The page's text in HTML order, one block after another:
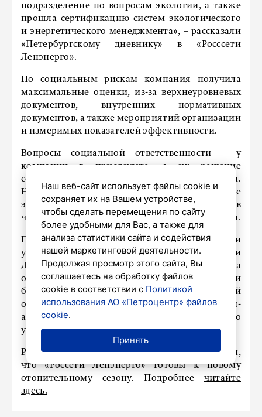
подразделение по вопросам экологии, а также
прошла сертификацию систем экологического
и энергетического менеджмента», – рассказали
«Петербургскому дневнику» в «Росссети
Ленэнерго».
По социальным рискам компания получила
максимальные оценки, из-за верхнеуровневых
документов, внутренних нормативных
документов, а также мероприятий организации
и измеримых показателей эффективности.
Вопросы социальной ответственности – у
компании в приоритете, а их решение
соответствует лучшим мировым практикам.
Например, сейчас внедрены отдельные
элементы программ по соблюдению прав
человека, поддержке родительства и молодежи.
При составлении рейтинга также учли
умеренно позитивные показатели «Россети
Ленэнерго» в области воздействия на
окружающую среду. Сыграли роль и
благоприятные показатели социальной
ответственности по сравнению с компаниями-
аналогами и высокое качество корпоративного
управления.
Ранее «Петербургский дневник» рассказывал,
что «Россети Ленэнерго» готовы к новому
отопительному сезону. Подробнее читайте
здесь.
Наш веб-сайт использует файлы cookie и
сохраняет их на Вашем устройстве,
чтобы сделать перемещения по сайту
более удобными для Вас, а также для
анализа статистики сайта и содействия
нашей маркетинговой деятельности.
Продолжая просмотр этого сайта, Вы
соглашаетесь на обработку файлов
cookie в соответствии с Политикой
использования АО «Петроцентр» файлов
cookie.
Принять